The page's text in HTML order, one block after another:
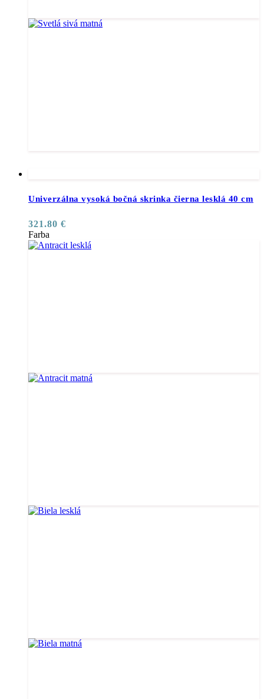
Univerzálna vysoká bočná skrinka čierna lesklá 40 cm
321.80 €
Farba